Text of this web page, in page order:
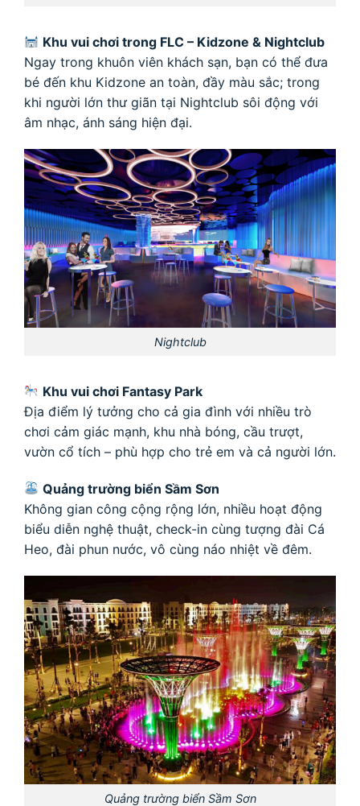
Khu vui chơi trong FLC – Kidzone & Nightclub
Ngay trong khuôn viên khách sạn, bạn có thể đưa
bé đến khu Kidzone an toàn, đầy màu sắc; trong
khi người lớn thư giãn tại Nightclub sôi động với
âm nhạc, ánh sáng hiện đại.
Nightclub
Khu vui chơi Fantasy Park
Địa điểm lý tưởng cho cả gia đình với nhiều trò
chơi cảm giác mạnh, khu nhà bóng, cầu trượt,
vườn cổ tích – phù hợp cho trẻ em và cả người lớn.
Quảng trường biển Sầm Sơn
Không gian công cộng rộng lớn, nhiều hoạt động
biểu diễn nghệ thuật, check-in cùng tượng đài Cá
Heo, đài phun nước, vô cùng náo nhiệt về đêm.
Quảng trường biển Sầm Sơn